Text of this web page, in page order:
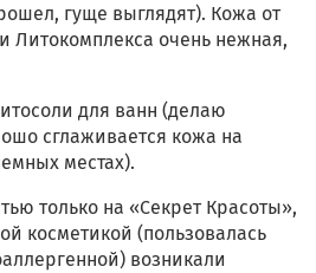
гуще выглядят). Кожа от
Литокомплекса очень нежная,
для ванн (делаю
сглаживается кожа на
местах).
только на «Секрет Красоты»,
косметикой (пользовалась
возникали